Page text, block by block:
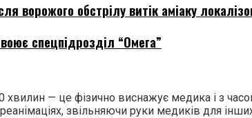
ворожого обстрілу витік аміаку
спецпідрозділ “Омега”
— це фізично виснажує медика і з
звільняючи руки медиків для